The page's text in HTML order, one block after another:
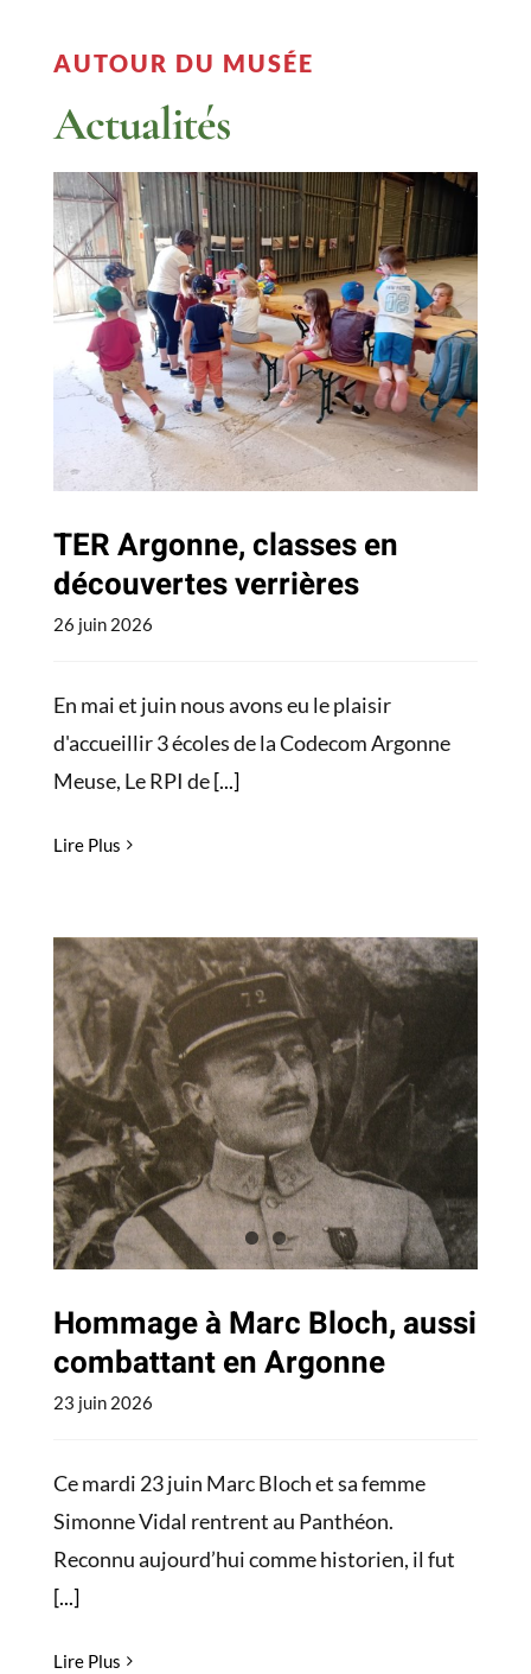
AUTOUR DU MUSÉE
Actualités
TER Argonne, classes en
découvertes verrières
Actualités
TER Argonne, classes en
découvertes verrières
26 juin 2026
En mai et juin nous avons eu le plaisir
d'accueillir 3 écoles de la Codecom Argonne
Meuse, Le RPI de[...]
Lire Plus
Hommage à Marc Bloch,
aussi combattant en
Argonne
Hommage à Marc Bloch, aussi
combattant en Argonne
23 juin 2026
Ce mardi 23 juin Marc Bloch et sa femme
Simonne Vidal rentrent au Panthéon.
Reconnu aujourd’hui comme historien, il fut
[...]
Lire Plus